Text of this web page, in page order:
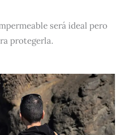
será ideal pero
protegerla.